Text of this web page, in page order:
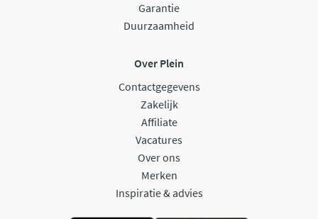
Garantie
Duurzaamheid
Over Plein
Contactgegevens
Zakelijk
Affiliate
Vacatures
Over ons
Merken
Inspiratie & advies